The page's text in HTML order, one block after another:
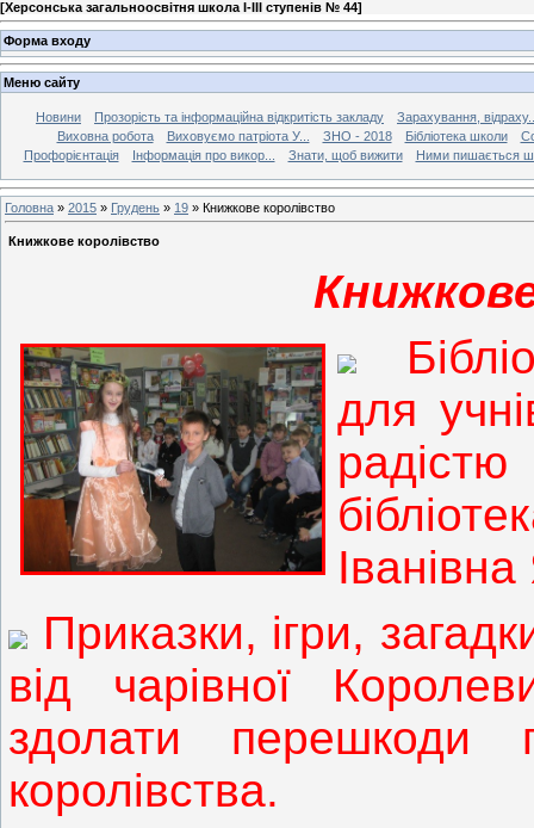
[Херсонська загальноосвітня школа І-ІІІ ступенів № 44]
Форма входу
Меню сайту
Новини Прозорість та інформаційна відкритість закладу
Зарахування,
Виховна робота
Виховуємо патріота У... ЗНО - 2018 Бібліотека школи
Профорієнтація
Інформація про викор... Знати, щоб вижити Ними пишається
Головна » 2015 » Грудень » 19 » Книжкове королівство
Книжкове королівство
для
Приказки, ігри,
від чарівної
здолати перешкоди
королівства.